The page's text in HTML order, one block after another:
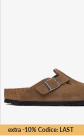
extra -10% Codice: LAST